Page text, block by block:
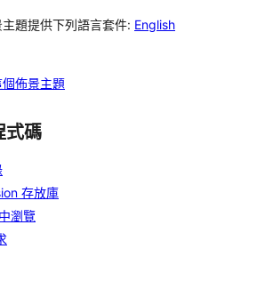
題提供下列語言套件: English
佈景主題
式碼
存放庫
瀏覽